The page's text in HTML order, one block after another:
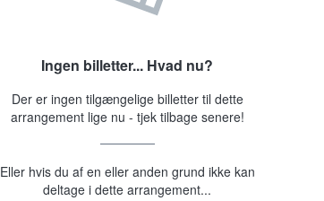
Ingen billetter... Hvad nu?
Der er ingen tilgængelige billetter til dette
arrangement lige nu - tjek tilbage senere!
Eller hvis du af en eller anden grund ikke kan
deltage i dette arrangement...